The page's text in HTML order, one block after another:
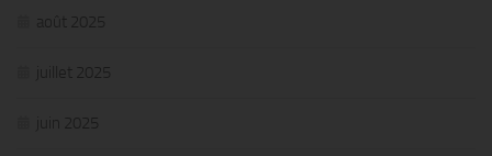
août 2025
juillet 2025
juin 2025